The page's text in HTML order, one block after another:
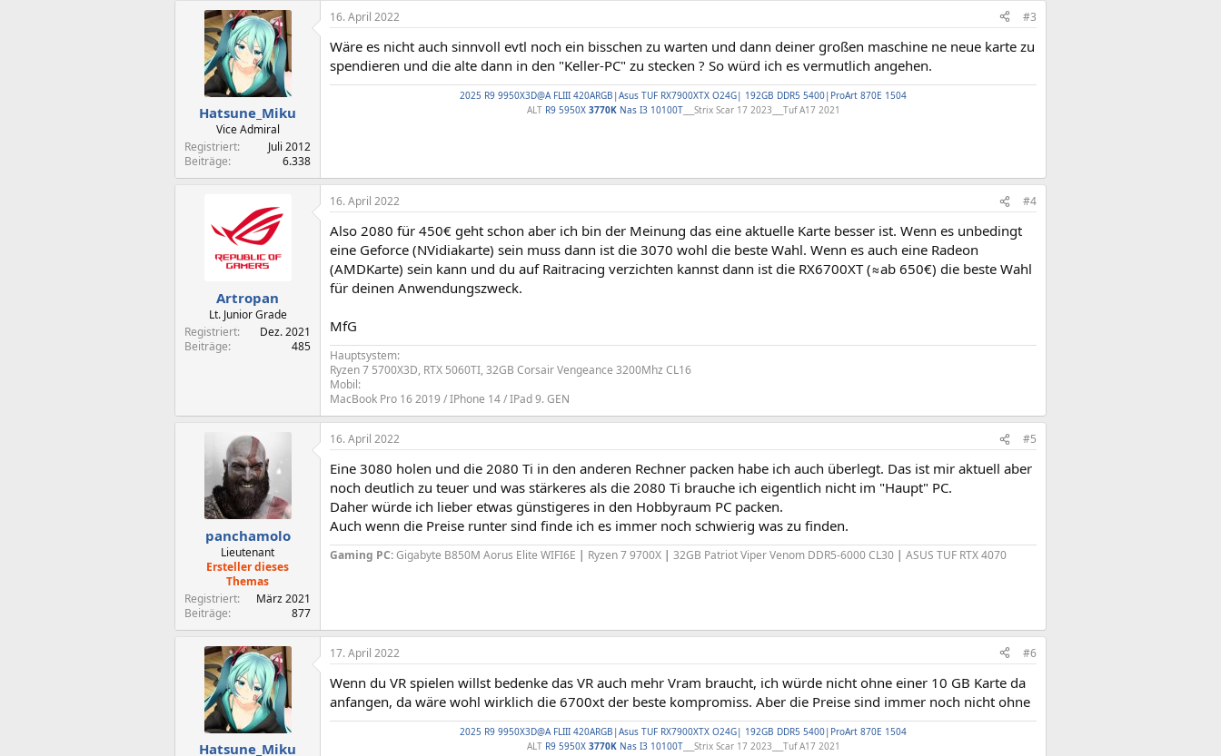
Hatsune_Miku
Vice Admiral
Registriert
Juli 2012
Beiträge
6.338
16. April 2022 #3
Wäre es nicht auch sinnvoll evtl noch ein bisschen zu warten und dann deiner großen maschine ne neue karte zu
spendieren und die alte dann in den "Keller-PC" zu stecken ? So würd ich es vermutlich angehen.
2025 R9 9950X3D@A FLIII 420ARGB|Asus TUF RX7900XTX O24G| 192GB DDR5 5400|ProArt 870E 1504
ALTR9 5950X 3770K Nas I3 10100T___Strix Scar 17 2023___Tuf A17 2021
Artropan
Lt. Junior Grade
Registriert
Dez. 2021
Beiträge
485
16. April 2022 #4
Also 2080 für 450€ geht schon aber ich bin der Meinung das eine aktuelle Karte besser ist. Wenn es unbedingt
eine Geforce (NVidiakarte) sein muss dann ist die 3070 wohl die beste Wahl. Wenn es auch eine Radeon
(AMDKarte) sein kann und du auf Raitracing verzichten kannst dann ist die RX6700XT (≈ab 650€) die beste Wahl
für deinen Anwendungszweck.
MfG
Hauptsystem:
Ryzen 7 5700X3D, RTX 5060TI, 32GB Corsair Vengeance 3200Mhz CL16
Mobil:
MacBook Pro 16 2019 / IPhone 14 / IPad 9. GEN
panchamolo
Lieutenant
Ersteller dieses
Themas
Registriert
März 2021
Beiträge
877
16. April 2022 #5
Eine 3080 holen und die 2080 Ti in den anderen Rechner packen habe ich auch überlegt. Das ist mir aktuell aber
noch deutlich zu teuer und was stärkeres als die 2080 Ti brauche ich eigentlich nicht im "Haupt" PC.
Daher würde ich lieber etwas günstigeres in den Hobbyraum PC packen.
Auch wenn die Preise runter sind finde ich es immer noch schwierig was zu finden.
Gaming PC:Gigabyte B850M Aorus Elite WIFI6E | Ryzen 7 9700X | 32GB Patriot Viper Venom DDR5-6000 CL30 | ASUS TUF RTX 4070
Hatsune_Miku
17. April 2022 #6
Wenn du VR spielen willst bedenke das VR auch mehr Vram braucht, ich würde nicht ohne einer 10 GB Karte da
anfangen, da wäre wohl wirklich die 6700xt der beste kompromiss. Aber die Preise sind immer noch nicht ohne
2025 R9 9950X3D@A FLIII 420ARGB|Asus TUF RX7900XTX O24G| 192GB DDR5 5400|ProArt 870E 1504
ALTR9 5950X 3770K Nas I3 10100T___Strix Scar 17 2023___Tuf A17 2021